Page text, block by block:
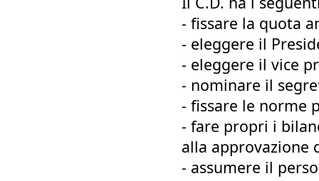
- fissare la quota
- eleggere il
- eleggere il vice
- nominare il
- fissare le norme
- fare propri i
alla approvazione
- assumere il